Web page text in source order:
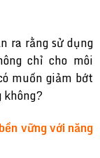
ra rằng sử dụng
chỉ cho môi
muốn giảm bớt
vững với năng